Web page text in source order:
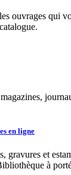
ouvrages qui
en ligne
gravures et
à